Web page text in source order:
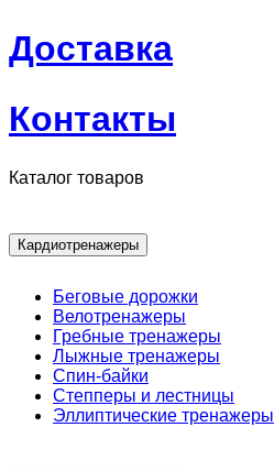
Доставка
Контакты
Каталог товаров
Кардиотренажеры
Беговые дорожки
Велотренажеры
Гребные тренажеры
Лыжные тренажеры
Спин-байки
Степперы и лестницы
Эллиптические тренажеры